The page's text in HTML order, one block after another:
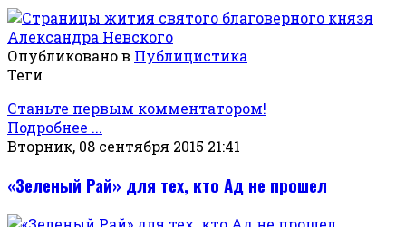
Опубликовано в Публицистика
Теги
Станьте первым комментатором!
Подробнее ...
Вторник, 08 сентября 2015 21:41
«Зеленый Рай» для тех, кто Ад не прошел